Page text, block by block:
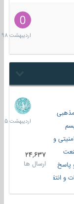
10
1398
و اطلاعاتی
24,637
ارسال ها
8
1405